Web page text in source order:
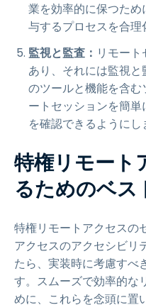
業を効率的に保つた
与するプロセスを合理
監視と監査： リモー
あり、それには監視
のツールと機能を含
ートセッションを簡
を確認できるようにし
特権リモート
るためのベス
特権リモートアクセスの
アクセスのアクセシビリ
たら、実装時に考慮すべ
す。スムーズで効率的な
めに、これらを念頭に置